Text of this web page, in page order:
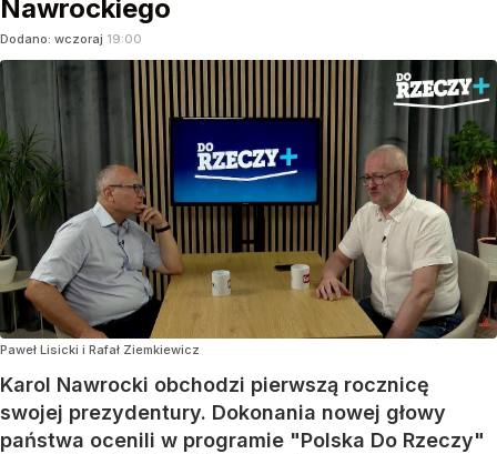
Nawrockiego
Dodano: wczoraj 19:00
Paweł Lisicki i Rafał Ziemkiewicz
Karol Nawrocki obchodzi pierwszą rocznicę
swojej prezydentury. Dokonania nowej głowy
państwa ocenili w programie "Polska Do Rzeczy"